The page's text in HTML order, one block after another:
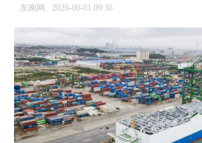
东南网 2026-06-01 09:36